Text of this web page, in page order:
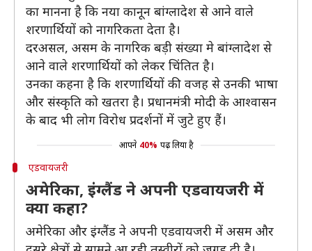
का मानना है कि नया कानून बांग्लादेश से आने वाले
शरणार्थियों को नागरिकता देता है।
दरअसल, असम के नागरिक बड़ी संख्या मे बांग्लादेश से
आने वाले शरणार्थियों को लेकर चिंतित है।
उनका कहना है कि शरणार्थियों की वजह से उनकी भाषा
और संस्कृति को खतरा है। प्रधानमंत्री मोदी के आश्वासन
के बाद भी लोग विरोध प्रदर्शनों में जुटे हुए हैं।
आपने 40% पढ़ लिया है
एडवायजरी
अमेरिका, इंग्लैंड ने अपनी एडवायजरी में
क्या कहा?
अमेरिका और इंग्लैंड ने अपनी एडवायजरी में असम और